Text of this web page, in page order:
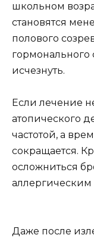
школьном
становятся
полового
гормонального
исчезнуть.
Если лечение
атопического
частотой, а
сокращается.
осложниться
Даже после